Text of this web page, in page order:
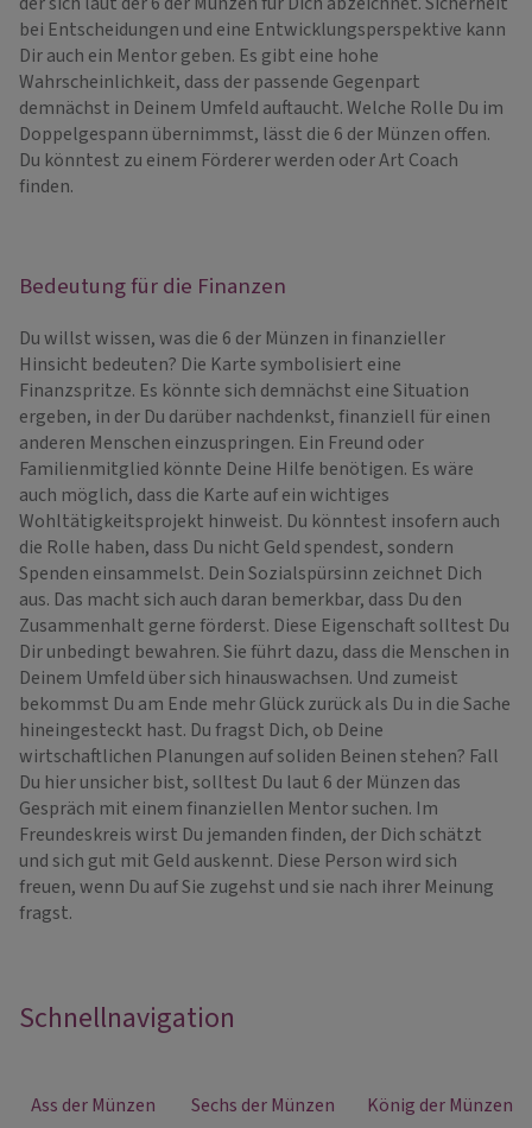
bei Entscheidungen und eine Entwicklungsperspektive kann
Dir auch ein Mentor geben. Es gibt eine hohe
Wahrscheinlichkeit, dass der passende Gegenpart
demnächst in Deinem Umfeld auftaucht. Welche Rolle Du im
Doppelgespann übernimmst, lässt die 6 der Münzen offen.
Du könntest zu einem Förderer werden oder Art Coach
finden.
Bedeutung für die Finanzen
Du willst wissen, was die 6 der Münzen in finanzieller
Hinsicht bedeuten? Die Karte symbolisiert eine
Finanzspritze. Es könnte sich demnächst eine Situation
ergeben, in der Du darüber nachdenkst, finanziell für einen
anderen Menschen einzuspringen. Ein Freund oder
Familienmitglied könnte Deine Hilfe benötigen. Es wäre
auch möglich, dass die Karte auf ein wichtiges
Wohltätigkeitsprojekt hinweist. Du könntest insofern auch
die Rolle haben, dass Du nicht Geld spendest, sondern
Spenden einsammelst. Dein Sozialspürsinn zeichnet Dich
aus. Das macht sich auch daran bemerkbar, dass Du den
Zusammenhalt gerne förderst. Diese Eigenschaft solltest Du
Dir unbedingt bewahren. Sie führt dazu, dass die Menschen in
Deinem Umfeld über sich hinauswachsen. Und zumeist
bekommst Du am Ende mehr Glück zurück als Du in die Sache
hineingesteckt hast. Du fragst Dich, ob Deine
wirtschaftlichen Planungen auf soliden Beinen stehen? Fall
Du hier unsicher bist, solltest Du laut 6 der Münzen das
Gespräch mit einem finanziellen Mentor suchen. Im
Freundeskreis wirst Du jemanden finden, der Dich schätzt
und sich gut mit Geld auskennt. Diese Person wird sich
freuen, wenn Du auf Sie zugehst und sie nach ihrer Meinung
fragst.
Schnellnavigation
Ass der Münzen Sechs der Münzen
König der Münzen